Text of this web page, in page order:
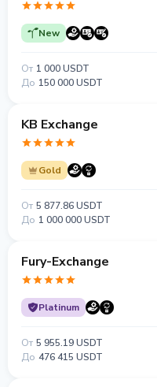
New
От 1 000 USDT
До 150 000 USDT
KB Exchange
Gold
От 5 877.86 USDT
До 1 000 000 USDT
Fury-Exchange
Platinum
От 5 955.19 USDT
До 476 415 USDT